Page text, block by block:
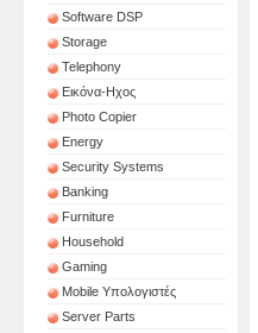
Software DSP
Storage
Telephony
Εικόνα-Ηχος
Photo Copier
Energy
Security Systems
Banking
Furniture
Household
Gaming
Mobile Υπολογιστές
Server Parts